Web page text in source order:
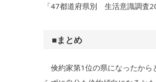
「47都道府県別 生活意識調査
■まとめ
倹約家第1位の県になったから